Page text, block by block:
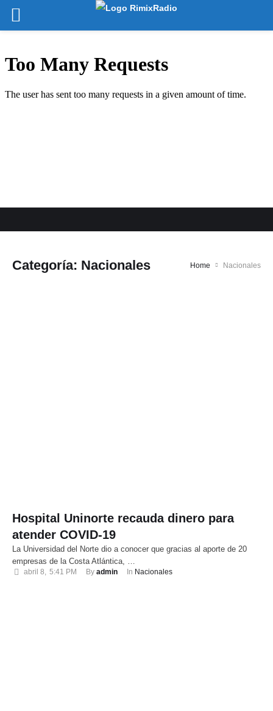
Categoría: Nacionales Home Nacionales
Hospital Uninorte recauda dinero para
atender COVID-19
La Universidad del Norte dio a conocer que gracias al aporte de 20
empresas de la Costa Atlántica, …
abril 8, 5:41 PM By admin In Nacionales